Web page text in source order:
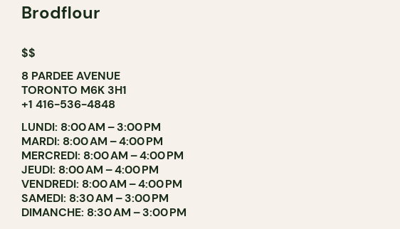
Brodflour
$$
8 PARDEE AVENUE
TORONTO M6K 3H1
+1 416-536-4848
LUNDI: 8:00 AM – 3:00 PM
MARDI: 8:00 AM – 4:00 PM
MERCREDI: 8:00 AM – 4:00 PM
JEUDI: 8:00 AM – 4:00 PM
VENDREDI: 8:00 AM – 4:00 PM
SAMEDI: 8:30 AM – 3:00 PM
DIMANCHE: 8:30 AM – 3:00 PM